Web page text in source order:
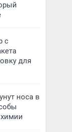
с
для
носа в